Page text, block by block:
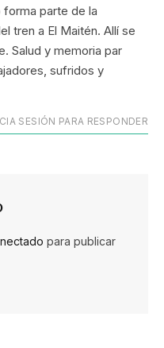
forma parte de la
tren a El Maitén. Allí se
Salud y memoria par
sufridos y
SESIÓN PARA RESPONDER
para publicar